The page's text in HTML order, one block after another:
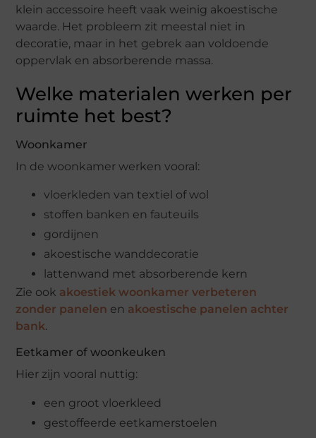
klein accessoire heeft vaak weinig akoestische
waarde. Het probleem zit meestal niet in
decoratie, maar in het gebrek aan voldoende
oppervlak en absorberende massa.
Welke materialen werken per
ruimte het best?
Woonkamer
In de woonkamer werken vooral:
vloerkleden van textiel of wol
stoffen banken en fauteuils
gordijnen
akoestische wanddecoratie
lattenwand met absorberende kern
Zie ook akoestiek woonkamer verbeteren
zonder panelen en akoestische panelen achter
bank.
Eetkamer of woonkeuken
Hier zijn vooral nuttig:
een groot vloerkleed
gestoffeerde eetkamerstoelen